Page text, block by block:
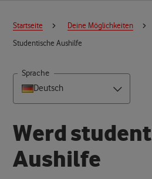
Startseite
Deine Möglichkeiten
Studentische Aushilfe
Sprache
Deutsch
Werd student
Aushilfe